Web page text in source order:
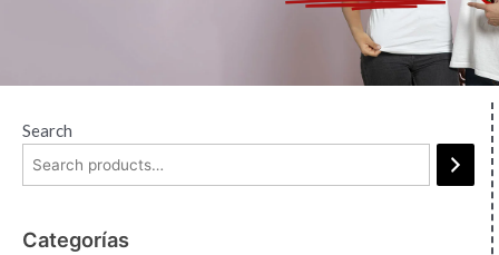
Search
Categorías